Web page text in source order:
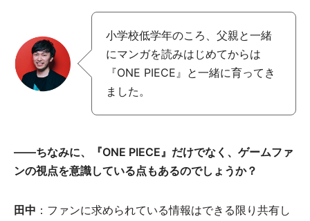
小学校低学年のころ、父親と一緒
にマンガを読みはじめてからは
『ONE PIECE』と一緒に育ってき
ました。
――ちなみに、『ONE PIECE』だけでなく、ゲームファ
ンの視点を意識している点もあるのでしょうか？
田中 ：ファンに求められている情報はできる限り共有し